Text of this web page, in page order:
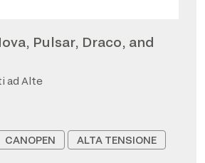
Pulsar, Draco, and
ad Alte
CANOPEN ALTA TENSIONE